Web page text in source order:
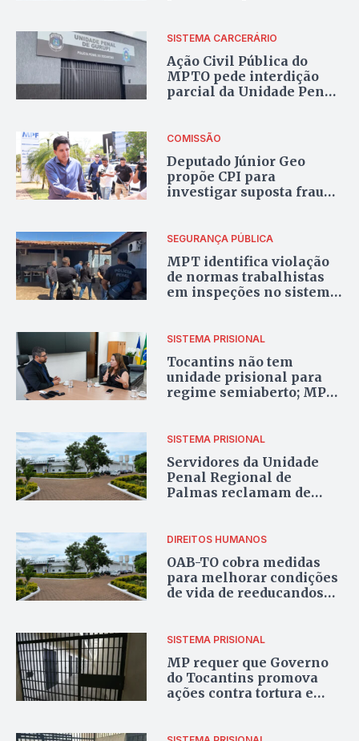
SISTEMA CARCERÁRIO
Ação Civil Pública do
MPTO pede interdição
parcial da Unidade Penal
COMISSÃO
Deputado Júnior Geo
propõe CPI para
investigar suposta fraude
sistema prisional
SEGURANÇA PÚBLICA
MPT identifica violação
de normas trabalhistas
em inspeções no sistema
SISTEMA PRISIONAL
Tocantins não tem
unidade prisional para
regime semiaberto; MP
SISTEMA PRISIONAL
Servidores da Unidade
Penal Regional de
Palmas reclamam de
DIREITOS HUMANOS
OAB-TO cobra medidas
para melhorar condições
de vida de reeducandos
SISTEMA PRISIONAL
MP requer que Governo
do Tocantins promova
ações contra tortura e